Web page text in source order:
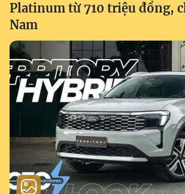
Platinum từ 710 triệu đồng,
Nam